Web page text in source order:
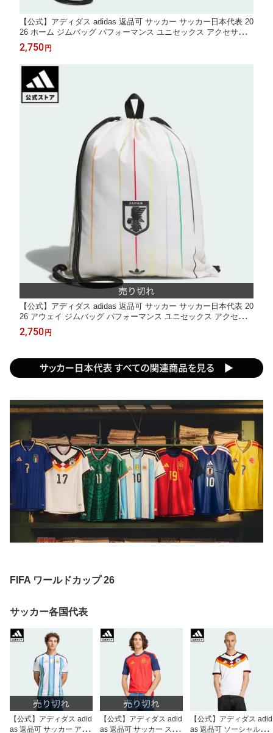
【公式】アディダス adidas 返品可 サッカー サッカー日本代表 20
26 ホーム ジムバッグ パフォーマンス ユニセックス アクセサリ
ー バッグ・カバン 青 ブルー KC0755
2,750 円
【公式】アディダス adidas 返品可 サッカー サッカー日本代表 20
26 アウェイ ジムバッグ パフォーマンス ユニセックス アクセサ
リー バッグ・カバン 白 ホワイト KC0754
2,750 円
FIFA ワールドカップ 26
サッカー各国代表
【公式】アディダス adid
as 返品可 サッカー アル
【公式】アディダス adid
as 返品可 サッカー スペ
【公式】アディダス adid
as 返品可 ソーシャルギ